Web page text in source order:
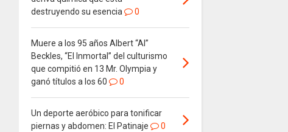
destruyendo su esencia
0
Muere a los 95 años Albert “Al”
Beckles, “El Inmortal” del culturismo
que compitió en 13 Mr. Olympia y
ganó títulos a los 60
0
Un deporte aeróbico para tonificar
piernas y abdomen: El Patinaje
0